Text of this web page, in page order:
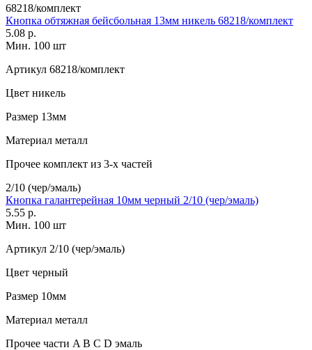
68218/комплект
Кнопка обтяжная бейсбольная 13мм никель 68218/комплект
5.08 р.
Мин. 100 шт
Артикул 68218/комплект
Цвет никель
Размер 13мм
Материал металл
Прочее комплект из 3-х частей
2/10 (чер/эмаль)
Кнопка галантерейная 10мм черный 2/10 (чер/эмаль)
5.55 р.
Мин. 100 шт
Артикул 2/10 (чер/эмаль)
Цвет черный
Размер 10мм
Материал металл
Прочее части A B C D эмаль